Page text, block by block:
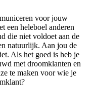
voor jouw
een heleboel anderen
die niet voldoet aan de
natuurlijk. Aan jou de
Als het goed is heb je
met droomklanten en
te maken voor wie je